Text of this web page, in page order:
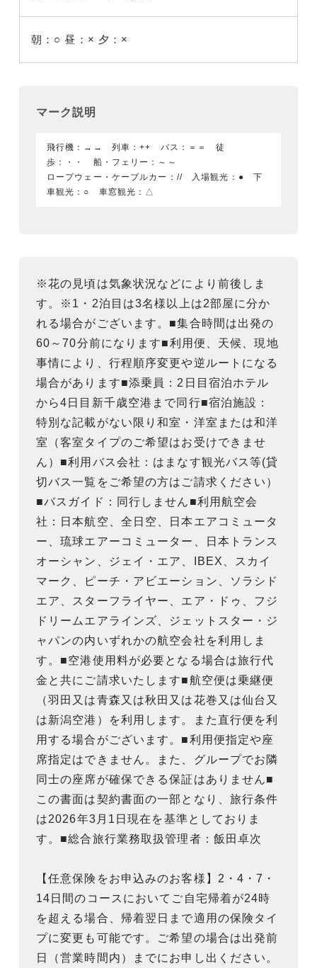
朝：○ 昼：× 夕：×
マーク説明
飛行機：→→ 列車：++ バス：＝＝ 徒
歩：・・ 船・フェリー：～～
ロープウェー・ケーブルカー：// 入場観光：● 下
車観光：○ 車窓観光：△
※花の見頃は気象状況などにより前後しま
す。※1・2泊目は3名様以上は2部屋に分か
れる場合がございます。■集合時間は出発の
60～70分前になります■利用便、天候、現地
事情により、行程順序変更や逆ルートになる
場合があります■添乗員：2日目宿泊ホテル
から4日目新千歳空港まで同行■宿泊施設：
特別な記載がない限り和室・洋室または和洋
室（客室タイプのご希望はお受けできませ
ん）■利用バス会社：はまなす観光バス等(貸
切バス一覧をご希望の方はご請求ください）
■バスガイド：同行しません■利用航空会
社：日本航空、全日空、日本エアコミュータ
ー、琉球エアーコミューター、日本トランス
オーシャン、ジェイ・エア、IBEX、スカイ
マーク、ピーチ・アビエーション、ソラシド
エア、スターフライヤー、エア・ドゥ、フジ
ドリームエアラインズ、ジェットスター・ジ
ャパンの内いずれかの航空会社を利用しま
す。■空港使用料が必要となる場合は旅行代
金と共にご請求いたします■航空便は乗継便
（羽田又は青森又は秋田又は花巻又は仙台又
は新潟空港）を利用します。また直行便を利
用する場合がございます。■利用便指定や座
席指定はできません。また、グループでお隣
同士の座席が確保できる保証はありません■
この書面は契約書面の一部となり、旅行条件
は2026年3月1日現在を基準としておりま
す。■総合旅行業務取扱管理者：飯田卓次
【任意保険をお申込みのお客様】2・4・7・
14日間のコースにおいてご自宅帰着が24時
を超える場合、帰着翌日まで適用の保険タイ
プに変更も可能です。ご希望の場合は出発前
日（営業時間内）までにお申し出ください。